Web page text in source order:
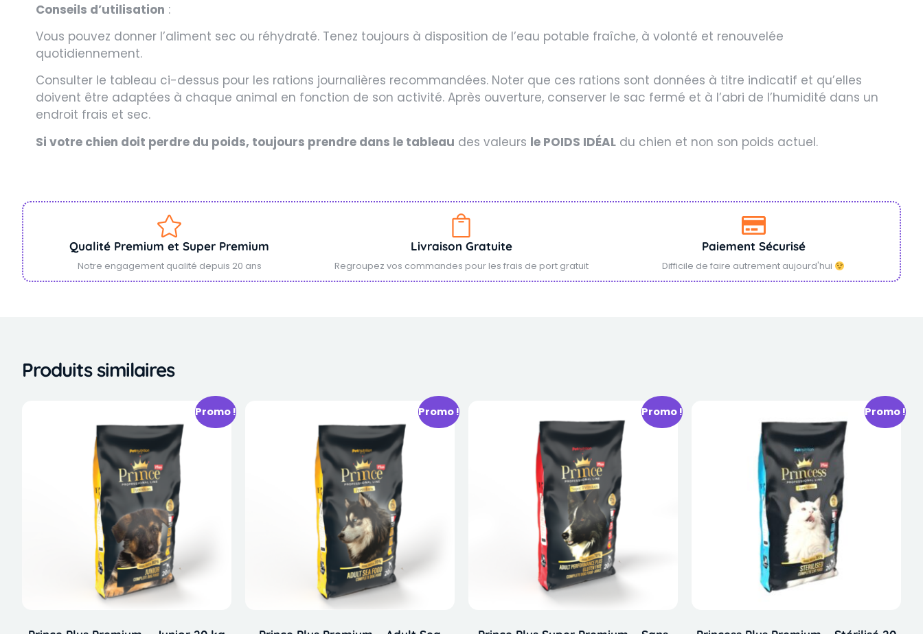
Conseils d’utilisation :
Vous pouvez donner l’aliment sec ou réhydraté. Tenez toujours à disposition de l’eau potable fraîche, à volonté et renouvelée
quotidiennement.
Consulter le tableau ci-dessus pour les rations journalières recommandées. Noter que ces rations sont données à titre indicatif et qu’elles
doivent être adaptées à chaque animal en fonction de son activité. Après ouverture, conserver le sac fermé et à l’abri de l’humidité dans un
endroit frais et sec.
Si votre chien doit perdre du poids, toujours prendre dans le tableau des valeurs le POIDS IDÉAL du chien et non son poids actuel.
Qualité Premium et Super Premium
Notre engagement qualité depuis 20 ans
Livraison Gratuite
Regroupez vos commandes pour les frais de port gratuit
Paiement Sécurisé
Difficile de faire autrement aujourd'hui
Produits similaires
Promo ! Promo ! Promo ! Promo !